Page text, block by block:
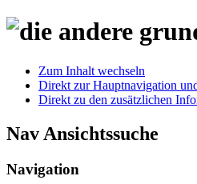
Zum Inhalt wechseln
Direkt zur Hauptnavigation
Direkt zu den zusätzlichen
Nav Ansichtssuche
Navigation